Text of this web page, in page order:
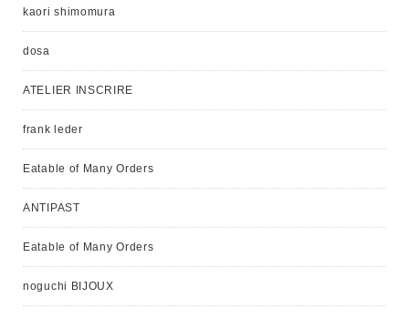
kaori shimomura
dosa
ATELIER INSCRIRE
frank leder
Eatable of Many Orders
ANTIPAST
Eatable of Many Orders
noguchi BIJOUX